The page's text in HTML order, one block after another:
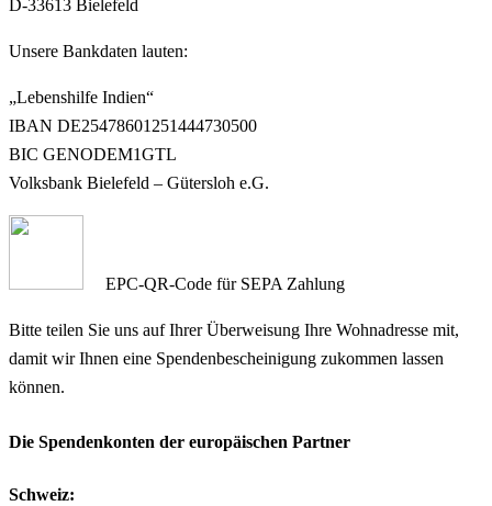
D-33613 Bielefeld
Unsere Bankdaten lauten:
„Lebenshilfe Indien“
IBAN DE25478601251444730500
BIC GENODEM1GTL
Volksbank Bielefeld – Gütersloh e.G.
EPC-QR-Code für SEPA Zahlung
Bitte teilen Sie uns auf Ihrer Überweisung Ihre Wohnadresse mit,
damit wir Ihnen eine Spendenbescheinigung zukommen lassen
können.
Die Spendenkonten der europäischen Partner
Schweiz: